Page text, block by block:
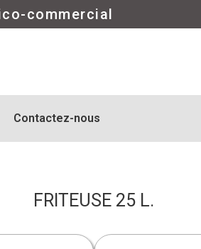
commercial
Contactez-nous
FRITEUSE 25 L.